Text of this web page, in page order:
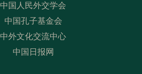
中国人民外交学会
中国孔子基金会
中外文化交流中心
中国日报网